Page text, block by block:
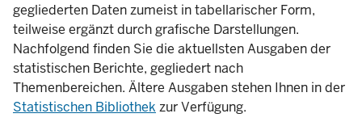
gegliederten Daten zumeist in tabellarischer Form,
teilweise ergänzt durch grafische Darstellungen.
Nachfolgend finden Sie die aktuellsten Ausgaben der
statistischen Berichte, gegliedert nach
Themenbereichen. Ältere Ausgaben stehen Ihnen in der
Statistischen Bibliothek zur Verfügung.